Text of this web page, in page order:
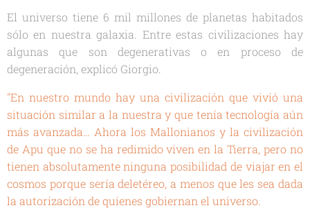
El universo tiene 6 mil millones de planetas habitados
sólo en nuestra galaxia. Entre estas civilizaciones hay
algunas que son degenerativas o en proceso de
degeneración, explicó Giorgio.
"En nuestro mundo hay una civilización que vivió una
situación similar a la nuestra y que tenía tecnología aún
más avanzada… Ahora los Mallonianos y la civilización
de Apu que no se ha redimido viven en la Tierra, pero no
tienen absolutamente ninguna posibilidad de viajar en el
cosmos porque sería deletéreo, a menos que les sea dada
la autorización de quienes gobiernan el universo.